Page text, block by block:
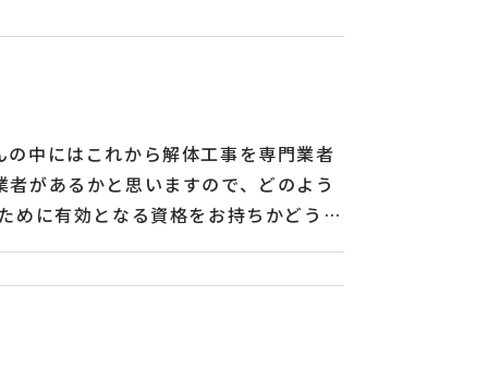
中にはこれから解体工事を専門業者
があるかと思いますので、どのよう
めに有効となる資格をお持ちかどう
断されますと間違った業者を選んで
発行されているかどうかも重要で
ります。貿易部門ではアルミ製品を
をはじめとする「特定技能外国人」